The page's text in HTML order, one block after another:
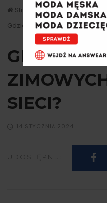
Strona główna
Porady
Gdzie szukać zimowych butów
GDZIE
SIECI?
14 STYCZNIA 2024
UDOSTĘPNIJ: